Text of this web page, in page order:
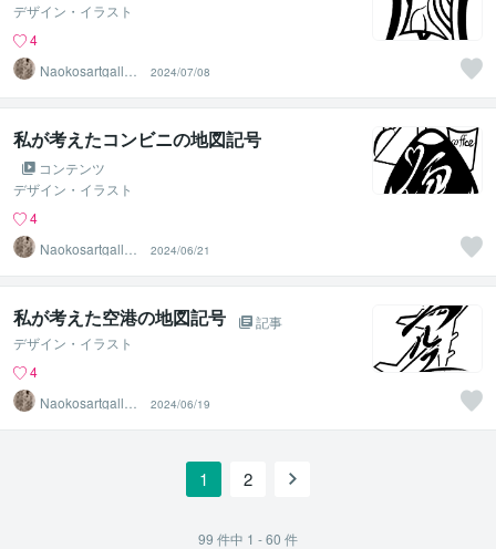
デザイン・イラスト
4
Naokosartgaller
2024/07/08
私が考えたコンビニの地図記号
コンテンツ
デザイン・イラスト
4
Naokosartgaller
2024/06/21
私が考えた空港の地図記号
記事
デザイン・イラスト
4
Naokosartgaller
2024/06/19
1 2
99 件中 1 - 60 件